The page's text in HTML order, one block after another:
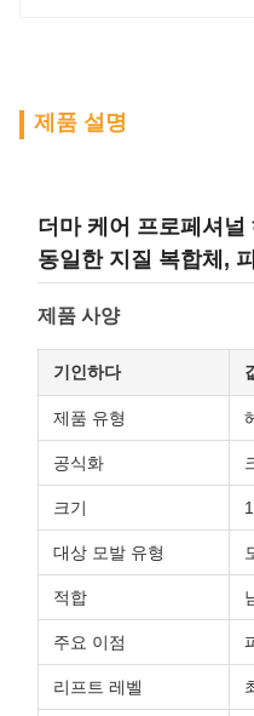
제품 설명
더마 케어 프로페셔
동일한 지질 복합체,
제품 사양
기인하다
제품 유형
공식화
크기
대상 모발 유형
적합
주요 이점
리프트 레벨